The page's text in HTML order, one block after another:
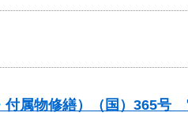
付属物修繕）（国）365号